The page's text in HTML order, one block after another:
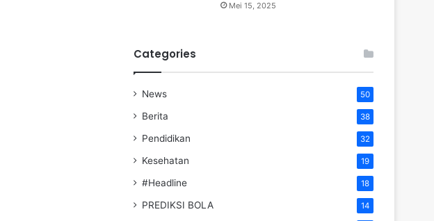
Mei 15, 2025
Categories
News 50
Berita 38
Pendidikan 32
Kesehatan 19
#Headline 18
PREDIKSI BOLA 14